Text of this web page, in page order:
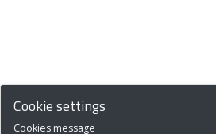
Cookie settings
Cookies message